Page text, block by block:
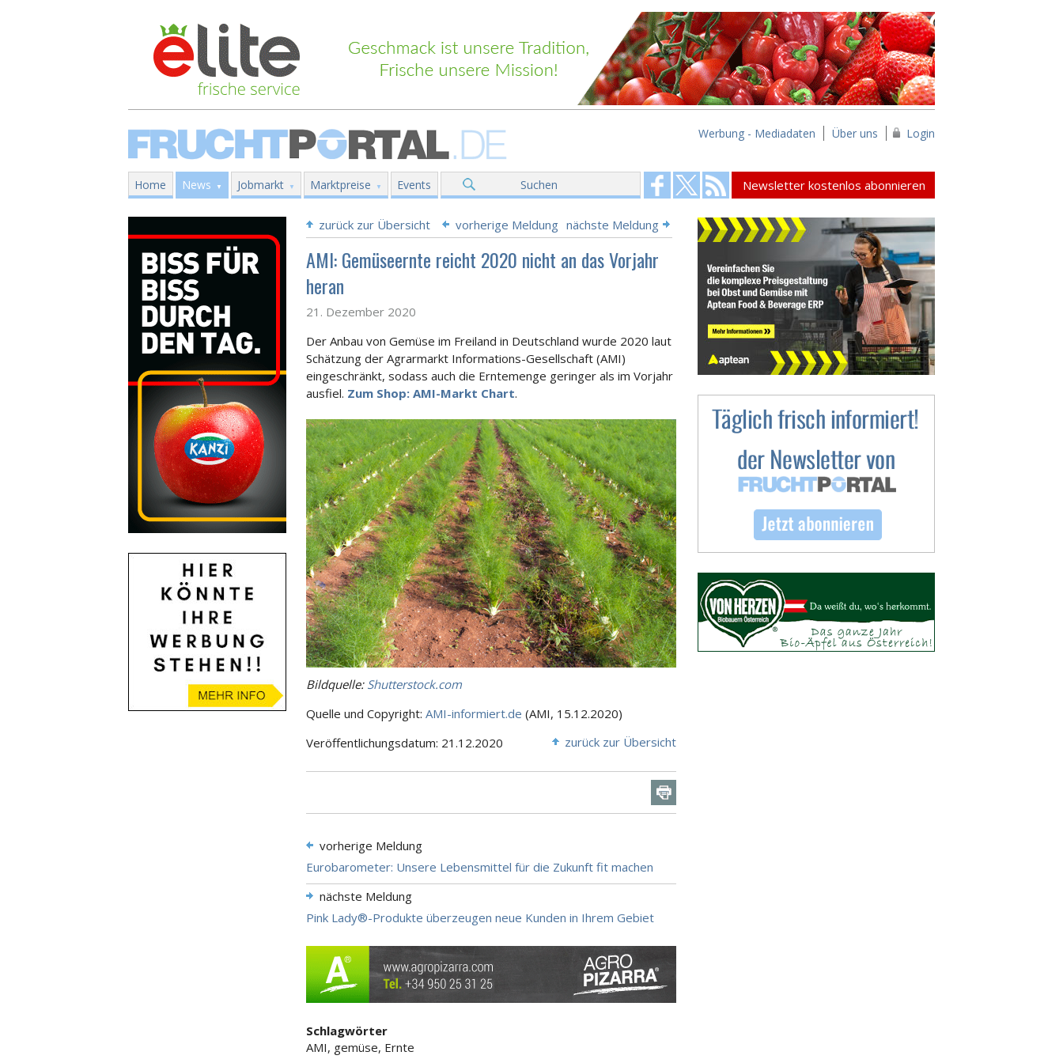
Werbung - Mediadaten Über uns Login
Home News Jobmarkt Marktpreise Events Suchen Newsletter kostenlos abonnieren
zurück zur Übersicht vorherige Meldung nächste Meldung
AMI: Gemüseernte reicht 2020 nicht an das Vorjahr
heran
21. Dezember 2020
Der Anbau von Gemüse im Freiland in Deutschland wurde 2020 laut
Schätzung der Agrarmarkt Informations-Gesellschaft (AMI)
eingeschränkt, sodass auch die Erntemenge geringer als im Vorjahr
ausfiel. Zum Shop: AMI-Markt Chart.
Bildquelle: Shutterstock.com
Quelle und Copyright: AMI-informiert.de (AMI, 15.12.2020)
Veröffentlichungsdatum: 21.12.2020
zurück zur Übersicht
vorherige Meldung
Eurobarometer: Unsere Lebensmittel für die Zukunft fit machen
nächste Meldung
Pink Lady®-Produkte überzeugen neue Kunden in Ihrem Gebiet
Schlagwörter
AMI, gemüse, Ernte